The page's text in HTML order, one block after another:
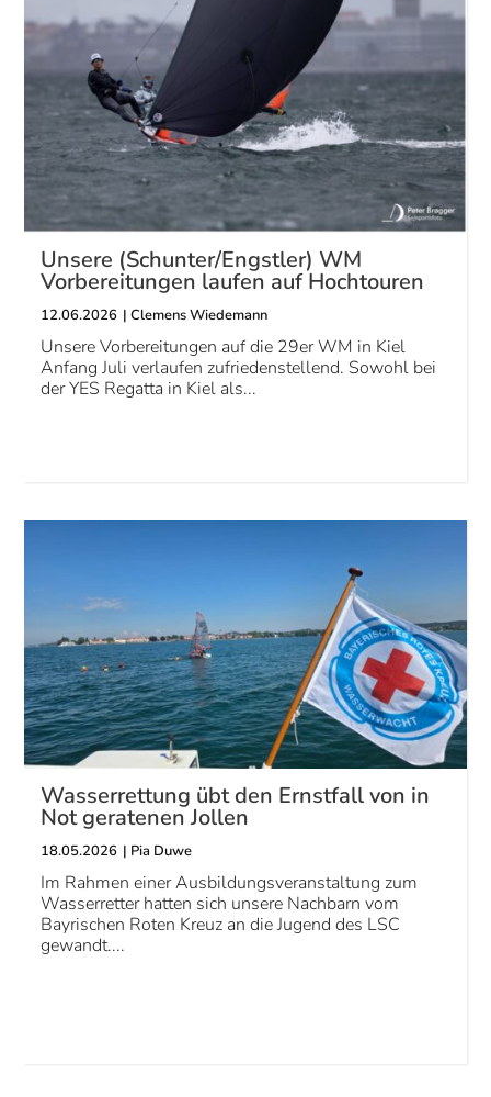
Unsere (Schunter/Engstler) WM
Vorbereitungen laufen auf Hochtouren
12.06.2026 |Clemens Wiedemann
Unsere Vorbereitungen auf die 29er WM in Kiel
Anfang Juli verlaufen zufriedenstellend. Sowohl bei
der YES Regatta in Kiel als...
Wasserrettung übt den Ernstfall von in
Not geratenen Jollen
18.05.2026 | Pia Duwe
Im Rahmen einer Ausbildungsveranstaltung zum
Wasserretter hatten sich unsere Nachbarn vom
Bayrischen Roten Kreuz an die Jugend des LSC
gewandt....